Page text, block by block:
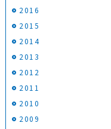
2016
2015
2014
2013
2012
2011
2010
2009